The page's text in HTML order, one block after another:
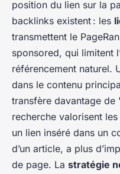
position du lien sur la
backlinks existent : les
transmettent le
sponsored, qui limitent
référencement naturel.
dans le contenu
transfère davantage de
recherche valorisent
un lien inséré dans un
d’un article, a plus
de page. La stratégie